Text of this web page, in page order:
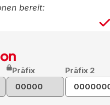
bereit:
Präfix Präfix 2